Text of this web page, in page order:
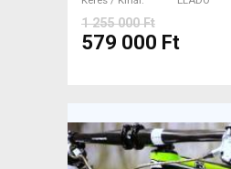
1 255 000 Ft
579 000 Ft